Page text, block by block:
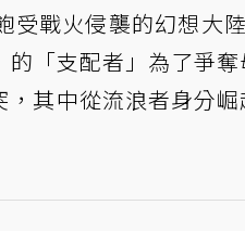
受戰火侵襲的幻想
的「支配者」為了爭
，其中從流浪者身分